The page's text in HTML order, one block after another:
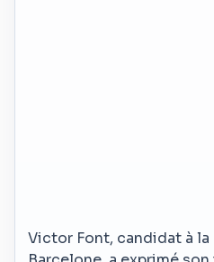
Victor Font, candidat à la